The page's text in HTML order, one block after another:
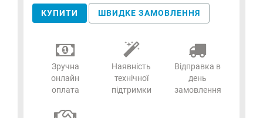
КУПИТИ ШВИДКЕ ЗАМОВЛЕННЯ
Зручна
онлайн
оплата
Наявність
технічної
підтримки
Відправка в
день
замовлення